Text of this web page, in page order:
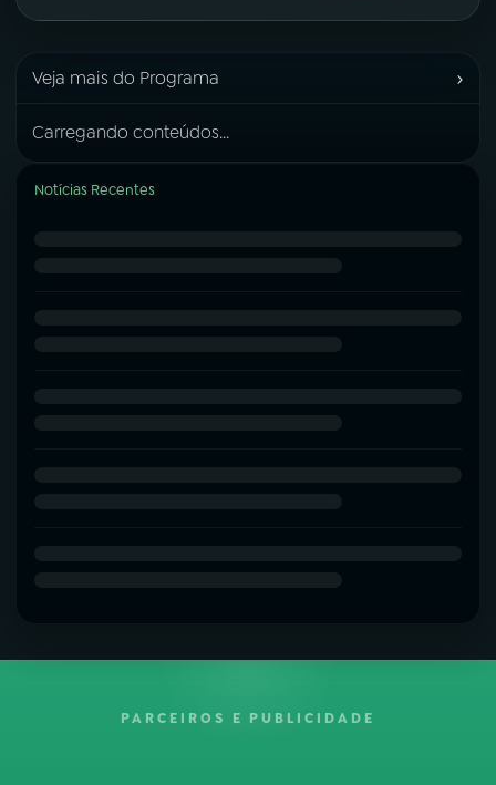
Veja mais do Programa ›
Carregando conteúdos...
Notícias Recentes
PARCEIROS E PUBLICIDADE